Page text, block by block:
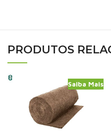
PRODUTOS
Saiba Mais